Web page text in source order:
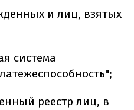
и лиц, взятых
система
реестр лиц, в